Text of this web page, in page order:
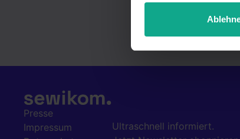
Presse
Impressum
Ultraschnell informiert.